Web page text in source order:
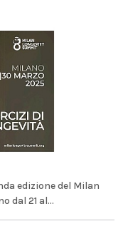
edizione del Milan
dal 21 al...